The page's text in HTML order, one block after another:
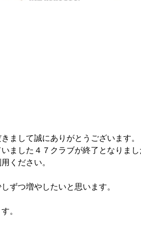
まして誠にありがとうございます。
ました４７クラブが終了となりま
ください。
ずつ増やしたいと思います。
。